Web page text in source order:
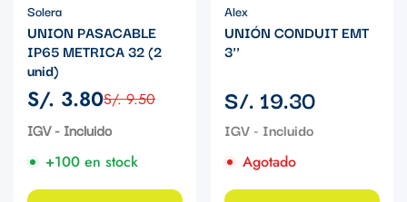
Solera
UNION PASACABLE
IP65 METRICA 32 (2
unid)
Precio
de
S/. 3.80
Precio
regular
S/. 9.50
IGV - Incluido
+100 en stock
Alex
UNIÓN CONDUIT EMT
3''
Precio
regular
S/. 19.30
Agotado